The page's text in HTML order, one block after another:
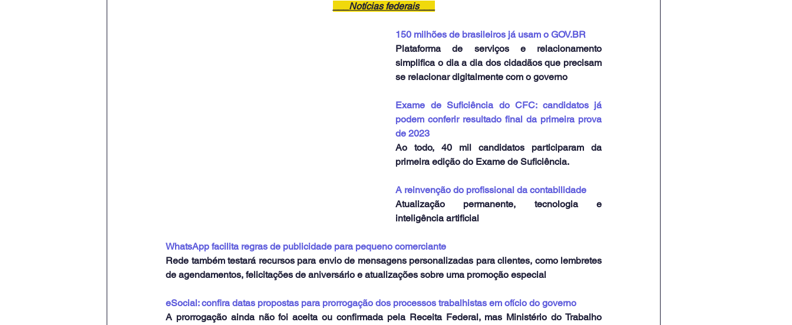
___Notícias federais___
150 milhões de brasileiros já usam o GOV.BR
Plataforma de serviços e relacionamento
simplifica o dia a dia dos cidadãos que precisam
se relacionar digitalmente com o governo
Exame de Suficiência do CFC: candidatos já
podem conferir resultado final da primeira prova
de 2023
Ao todo, 40 mil candidatos participaram da
primeira edição do Exame de Suficiência.
A reinvenção do profissional da contabilidade
Atualização permanente, tecnologia e
inteligência artificial
WhatsApp facilita regras de publicidade para pequeno comerciante
Rede também testará recursos para envio de mensagens personalizadas para clientes, como lembretes
de agendamentos, felicitações de aniversário e atualizações sobre uma promoção especial
eSocial: confira datas propostas para prorrogação dos processos trabalhistas em ofício do governo
A prorrogação ainda não foi aceita ou confirmada pela Receita Federal, mas Ministério do Trabalho